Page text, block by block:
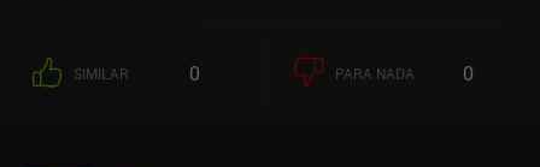
SIMILAR 0 PARA NADA 0